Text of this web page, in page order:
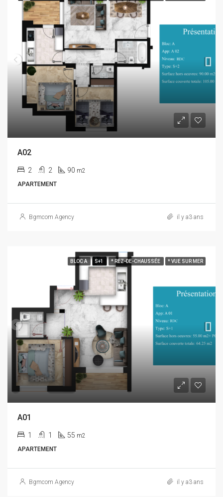
A02
2 2 90 m2
APARTEMENT
Bgmcom Agency il y a3 ans
BLOC A S+1 * REZ-DE-CHAUSSÉE * VUE SUR MER
A01
1 1 55 m2
APARTEMENT
Bgmcom Agency il y a3 ans